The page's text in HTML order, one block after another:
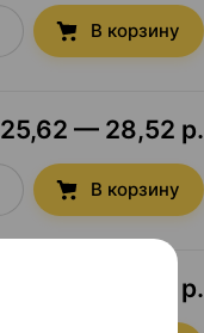
В корзину
25,62 — 28,52 р.
В корзину
30,66 — 32,15 р.